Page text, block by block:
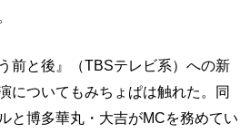
前と後』（TBSテレビ系）への新
についてもみちょぱは触れた。同
と博多華丸・大吉がMCを務めてい